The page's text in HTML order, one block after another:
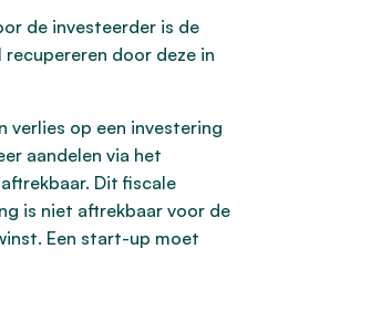
de investeerder is de
door deze in
verlies op een investering
aandelen via het
Dit fiscale
is niet aftrekbaar voor de
Een start-up moet